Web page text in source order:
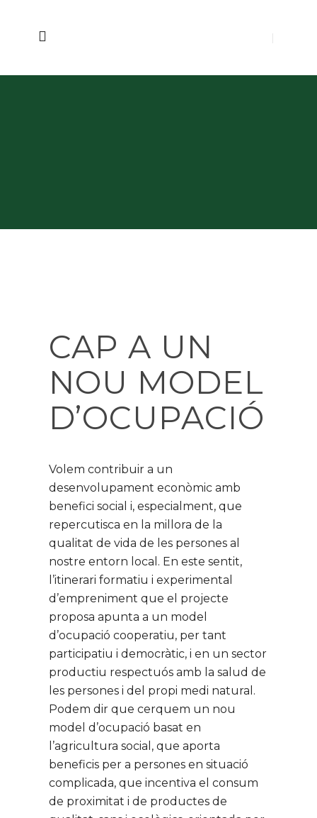
CAP A UN
NOU MODEL
D’OCUPACIÓ
Volem contribuir a un
desenvolupament econòmic amb
benefici social i, especialment, que
repercutisca en la millora de la
qualitat de vida de les persones al
nostre entorn local. En este sentit,
l’itinerari formatiu i experimental
d’empreniment que el projecte
proposa apunta a un model
d’ocupació cooperatiu, per tant
participatiu i democràtic, i en un sector
productiu respectuós amb la salud de
les persones i del propi medi natural.
Podem dir que cerquem un nou
model d’ocupació basat en
l’agricultura social, que aporta
beneficis per a persones en situació
complicada, que incentiva el consum
de proximitat i de productes de